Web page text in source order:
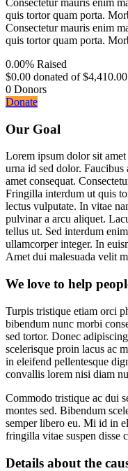
Consectetur mauris enim
quis tortor quam porta.
Consectetur mauris enim
quis tortor quam porta.
0.00% Raised
$0.00 donated of$4,410.00
0 Donors
Donate
Our Goal
Lorem ipsum dolor sit
urna id sed dolor.
amet consequat.
Fringilla interdum ut quis
lectus vulputate. In vitae
pulvinar a arcu aliquet.
tellus ut. Sed interdum
ullamcorper integer. In
Amet dui malesuada velit
We love to help
Turpis tristique etiam orci
bibendum nunc morbi
sed tortor. Donec
scelerisque proin lacus ac
in eleifend pellentesque
convallis lorem nisi diam
Commodo tristique ac dui
montes sed. Bibendum
semper libero eu. Mi id in
fringilla vitae suspen disse
Details about the